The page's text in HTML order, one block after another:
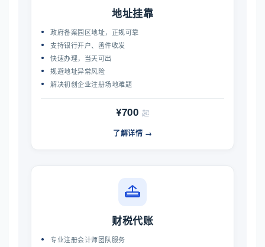
地址挂靠
政府备案园区地址，正规可靠
支持银行开户、函件收发
快速办理，当天可出
规避地址异常风险
解决初创企业注册场地难题
¥700 起
了解详情 →
财税代账
专业注册会计师团队服务